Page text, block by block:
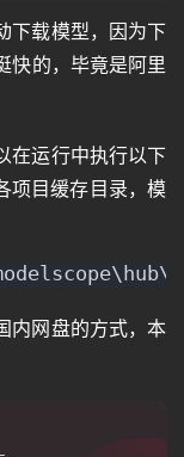
下载模型，因为下
快的，毕竟是阿里
在运行中执行以下
项目缓存目录，模
内网盘的方式，本